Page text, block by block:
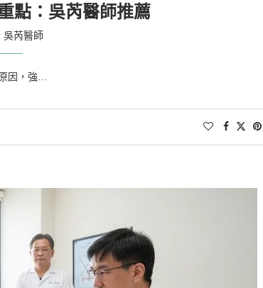
點：吳芮醫師推薦
吳芮醫師
因，強…